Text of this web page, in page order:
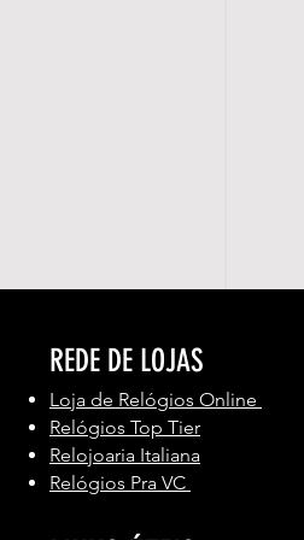
REDE DE LOJAS
Loja de Relógios Online
Relógios Top Tier
Relojoaria Italiana
Relógios Pra VC